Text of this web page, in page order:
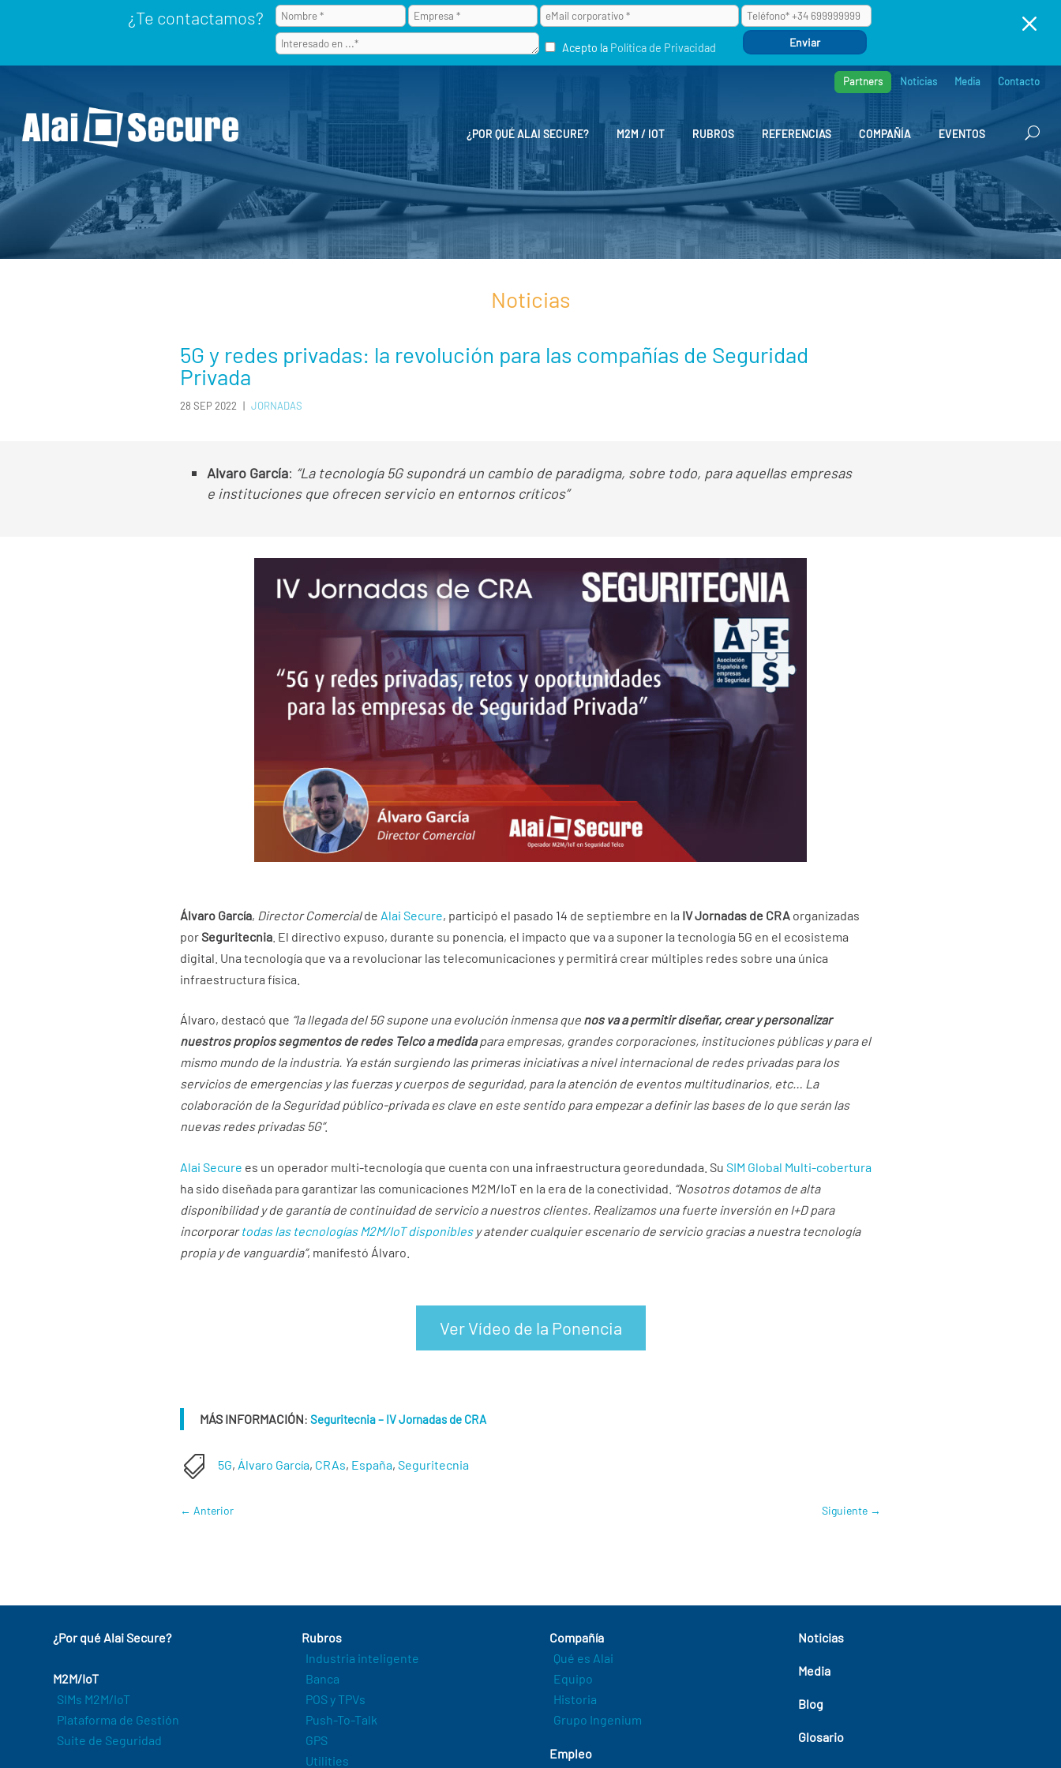
¿Te contactamos?
Acepto la Política de Privacidad
M
Partners Noticias Media Contacto
¿POR QUÉ ALAI SECURE? M2M / IOT RUBROS REFERENCIAS COMPAÑÍA EVENTOS
Noticias
5G y redes privadas: la revolución para las compañías de Seguridad
Privada
28 SEP 2022 | JORNADAS
Alvaro García: “La tecnología 5G supondrá un cambio de paradigma, sobre todo, para aquellas empresas
e instituciones que ofrecen servicio en entornos críticos”
Álvaro García, Director Comercialde Alai Secure, participó el pasado 14 de septiembre en la IV Jornadas de CRA organizadas
porSeguritecnia . El directivo expuso, durante su ponencia, el impacto que va a suponer la tecnología 5G en el ecosistema
digital. Una tecnología que va a revolucionar las telecomunicaciones y permitirá crear múltiples redes sobre una única
infraestructura física.
Álvaro, destacó que “la llegada del 5G supone una evolución inmensa que nos va a permitir diseñar, crear y personalizar
nuestros propios segmentos de redes Telco a medidapara empresas, grandes corporaciones, instituciones públicas y para el
mismo mundo de la industria. Ya están surgiendo las primeras iniciativas a nivel internacional de redes privadas para los
servicios de emergencias y las fuerzas y cuerpos de seguridad, para la atención de eventos multitudinarios, etc… La
colaboración de la Seguridad público-privada es clave en este sentido para empezar a definir las bases de lo que serán las
nuevas redes privadas 5G”.
Alai Secure es un operador multi-tecnología que cuenta con una infraestructura georedundada. SuSIM Global Multi-cobertura
ha sido diseñada para garantizar las comunicaciones M2M/IoT en la era de la conectividad. “Nosotros dotamos de alta
disponibilidad y de garantía de continuidad de servicio a nuestros clientes. Realizamos una fuerte inversión en I+D para
incorporartodas las tecnologías M2M/IoT disponiblesy atender cualquier escenario de servicio gracias a nuestra tecnología
propia y de vanguardia”, manifestó Álvaro.
Ver Vídeo de la Ponencia
MÁS INFORMACIÓN:Seguritecnia – IV Jornadas de CRA
 5G, Álvaro García, CRAs, España, Seguritecnia
← Anterior Siguiente→
¿Por qué Alai Secure?
M2M/IoT
SIMs M2M/IoT
Plataforma de Gestión
Suite de Seguridad
Rubros
Industria inteligente
Banca
POS y TPVs
Push-To-Talk
GPS
Utilities
Compañía
Qué es Alai
Equipo
Historia
Grupo Ingenium
Empleo
Noticias
Media
Blog
Glosario